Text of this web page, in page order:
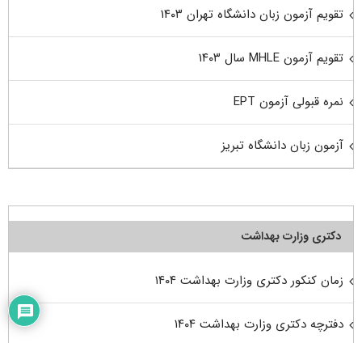
تقویم آزمون زبان دانشگاه تهران ۱۴۰۳
تقویم آزمون MHLE سال ۱۴۰۳
نمره قبولی آزمون EPT
آزمون زبان دانشگاه تبریز
دکتری وزارت بهداشت
زمان کنکور دکتری وزارت بهداشت ۱۴۰۴
دفترچه دکتری وزارت بهداشت ۱۴۰۴